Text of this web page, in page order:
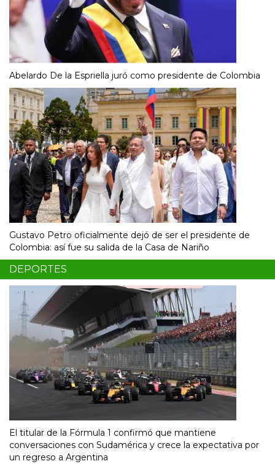
Abelardo De la Espriella juró como presidente de Colombia
Gustavo Petro oficialmente dejó de ser el presidente de
Colombia: así fue su salida de la Casa de Nariño
DEPORTES
El titular de la Fórmula 1 confirmó que mantiene
conversaciones con Sudamérica y crece la expectativa por
un regreso a Argentina